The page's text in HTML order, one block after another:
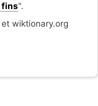
fins".
wiktionary.org